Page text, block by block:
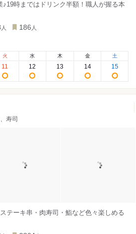
時まではドリンク半額！職人が握る本
人 186 人
火
11
水
12
木
13
金
14
土
15
寿司
テーキ串・肉寿司・鮨など色々楽しめる